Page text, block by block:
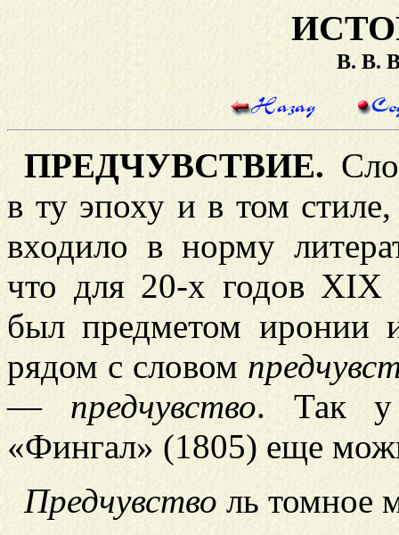
В. В.
ПРЕДЧУВСТВИЕ.
в ту эпоху и в том
входило в норму
что для 20-х годов XIX
был предметом иронии
рядом с словом
— предчувство. Так у
«Фингал» (1805) еще
Предчувство ль томное